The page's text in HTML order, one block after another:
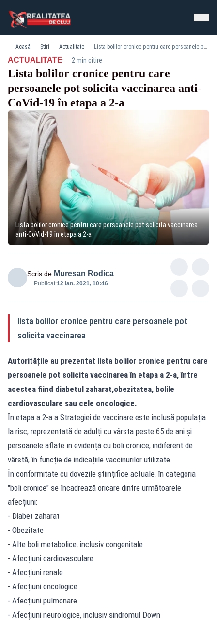
Acasă Știri Actualitate Lista bolilor cronice pentru care persoanele pot solicita vaccinarea anti-CoVid-19 în etapa a 2-a
ACTUALITATE· 2 min citire
Lista bolilor cronice pentru care
persoanele pot solicita vaccinarea anti-
CoVid-19 în etapa a 2-a
Lista bolilor cronice pentru care persoanele pot solicita vaccinarea
anti-CoVid-19 în etapa a 2-a
Scris de Muresan Rodica
Publicat:12 ian. 2021, 10:46
lista bolilor cronice pentru care persoanele pot
solicita vaccinarea
Autoritățile au prezentat lista bolilor cronice pentru care
persoanele pot solicita vaccinarea în etapa a 2-a, între
acestea fiind diabetul zaharat,obezitatea, bolile
cardiovasculare sau cele oncologice.
În etapa a 2-a a Strategiei de vaccinare este inclusă populația
la risc, reprezentată de adulți cu vârsta peste 65 de ani și
persoanele aflate în evidență cu boli cronice, indiferent de
vârstă, în funcție de indicațiile vaccinurilor utilizate.
În conformitate cu dovezile științifice actuale, în categoria
"boli cronice" se încadrează oricare dintre următoarele
afecțiuni:
- Diabet zaharat
- Obezitate
- Alte boli metabolice, inclusiv congenitale
- Afecțiuni cardiovasculare
- Afecțiuni renale
- Afecțiuni oncologice
- Afecțiuni pulmonare
- Afecțiuni neurologice, inclusiv sindromul Down